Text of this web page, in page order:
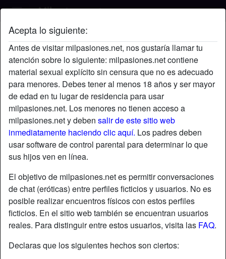
Acepta lo siguiente:
Antes de visitar milpasiones.net, nos gustaría llamar tu
atención sobre lo siguiente: milpasiones.net contiene
material sexual explícito sin censura que no es adecuado
para menores. Debes tener al menos 18 años y ser mayor
de edad en tu lugar de residencia para usar
milpasiones.net. Los menores no tienen acceso a
milpasiones.net y deben salir de este sitio web
inmediatamente haciendo clic aquí. Los padres deben
usar software de control parental para determinar lo que
sus hijos ven en línea.
El objetivo de milpasiones.net es permitir conversaciones
de chat (eróticas) entre perfiles ficticios y usuarios. No es
posible realizar encuentros físicos con estos perfiles
ficticios. En el sitio web también se encuentran usuarios
reales. Para distinguir entre estos usuarios, visita las FAQ.
Declaras que los siguientes hechos son ciertos:
Luna's perfil
starAgregar chatChatea ahora
Apodo:
Luna